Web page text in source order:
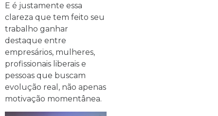
E é justamente essa
clareza que tem feito seu
trabalho ganhar
destaque entre
empresários, mulheres,
profissionais liberais e
pessoas que buscam
evolução real, não apenas
motivação momentânea.